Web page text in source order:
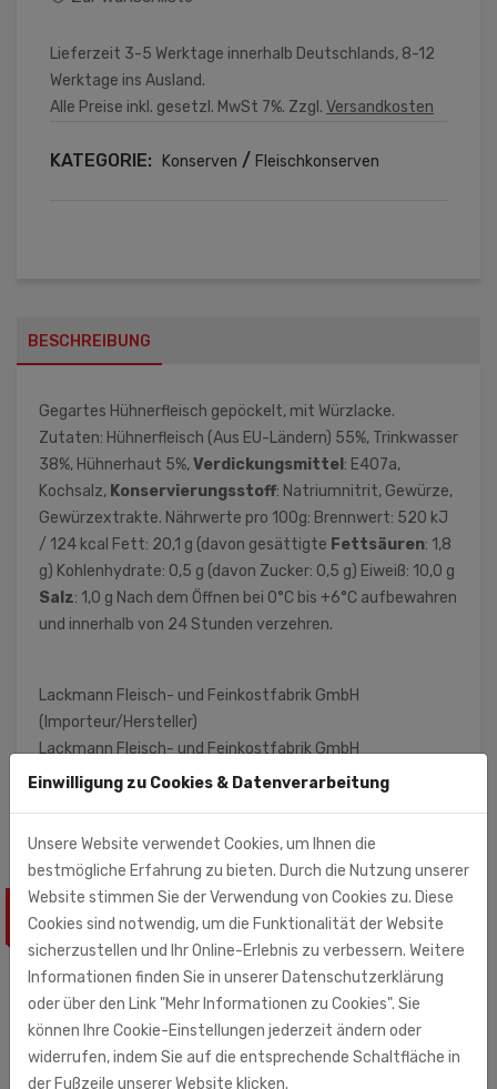
Lieferzeit 3-5 Werktage innerhalb Deutschlands, 8-12
Werktage ins Ausland.
Alle Preise inkl. gesetzl. MwSt 7%. Zzgl. Versandkosten
KATEGORIE: Konserven / Fleischkonserven
BESCHREIBUNG
Gegartes Hühnerfleisch gepöckelt, mit Würzlacke.
Zutaten: Hühnerfleisch (Aus EU-Ländern) 55%, Trinkwasser
38%, Hühnerhaut 5%,Verdickungsmittel : E407a,
Kochsalz, Konservierungsstoff: Natriumnitrit, Gewürze,
Gewürzextrakte. Nährwerte pro 100g: Brennwert: 520 kJ
/ 124 kcal Fett: 20,1 g (davon gesättigte Fettsäuren: 1,8
g) Kohlenhydrate: 0,5 g (davon Zucker: 0,5 g) Eiweiß: 10,0 g
Salz: 1,0 g Nach dem Öffnen bei 0°C bis +6°C aufbewahren
und innerhalb von 24 Stunden verzehren.
Lackmann Fleisch- und Feinkostfabrik GmbH
(Importeur/Hersteller)
Lackmann Fleisch- und Feinkostfabrik GmbH
Carl-Benz-Str. 10 - 14
ÄHNLICHE PRODUKTE
Einwilligung zu Cookies & Datenverarbeitung
Unsere Website verwendet Cookies, um Ihnen die
bestmögliche Erfahrung zu bieten. Durch die Nutzung unserer
Website stimmen Sie der Verwendung von Cookies zu. Diese
Cookies sind notwendig, um die Funktionalität der Website
sicherzustellen und Ihr Online-Erlebnis zu verbessern. Weitere
Informationen finden Sie in unserer Datenschutzerklärung
oder über den Link "Mehr Informationen zu Cookies". Sie
können Ihre Cookie-Einstellungen jederzeit ändern oder
widerrufen, indem Sie auf die entsprechende Schaltfläche in
der Fußzeile unserer Website klicken.